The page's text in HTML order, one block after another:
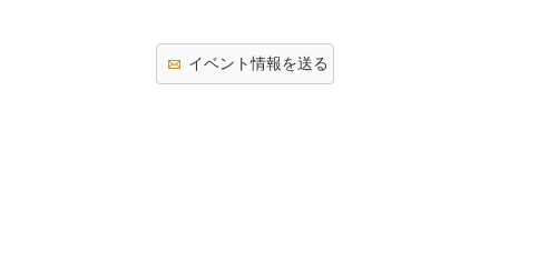
イベント情報を送る